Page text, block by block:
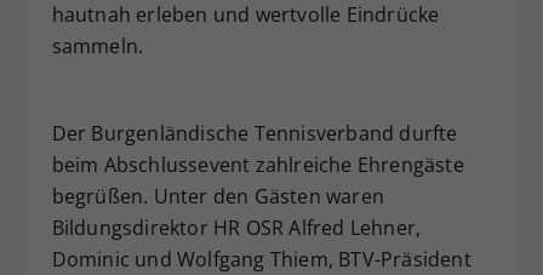
hautnah erleben und wertvolle Eindrücke
sammeln.
Der Burgenländische Tennisverband durfte
beim Abschlussevent zahlreiche Ehrengäste
begrüßen. Unter den Gästen waren
Bildungsdirektor HR OSR Alfred Lehner,
Dominic und Wolfgang Thiem, BTV-Präsident